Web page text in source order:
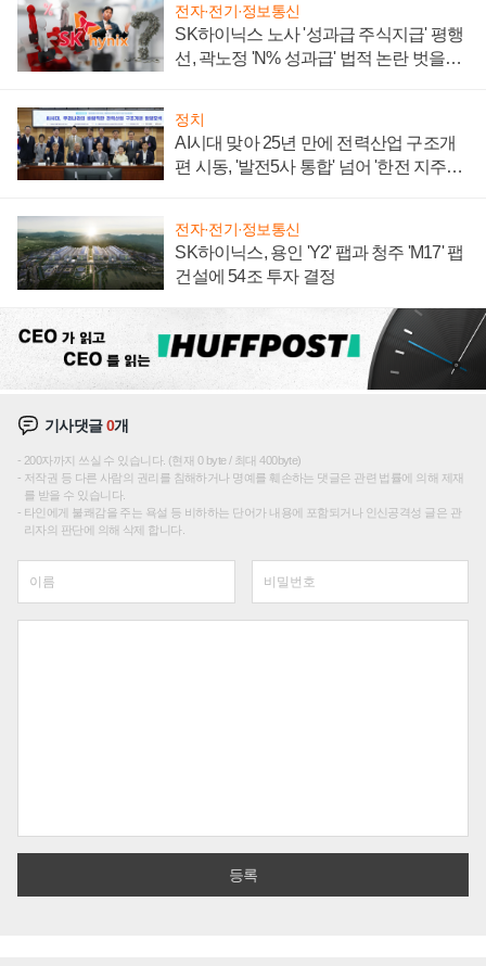
전자·전기·정보통신
SK하이닉스 노사 '성과급 주식지급' 평행
선, 곽노정 'N% 성과급' 법적 논란 벗을지
정치
AI시대 맞아 25년 만에 전력산업 구조개
편 시동, '발전5사 통합' 넘어 '한전 지주사'
전자·전기·정보통신
SK하이닉스, 용인 'Y2' 팹과 청주 'M17' 팹
건설에 54조 투자 결정
기사댓글0개
200자까지 쓰실 수 있습니다. (현재 0 byte / 최대 400byte)
저작권 등 다른 사람의 권리를 침해하거나 명예를 훼손하는 댓글은 관련 법률에 의해 제재
를 받을 수 있습니다.
타인에게 불쾌감을 주는 욕설 등 비하하는 단어가 내용에 포함되거나 인신공격성 글은 관
리자의 판단에 의해 삭제 합니다.